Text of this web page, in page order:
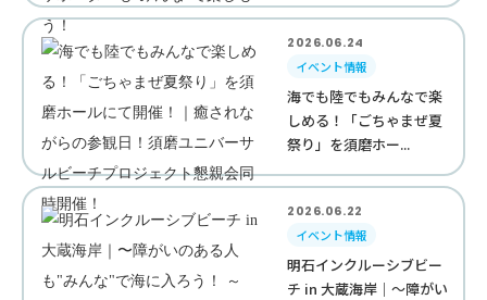
2026.06.24
イベント情報
海でも陸でもみんなで楽
しめる！「ごちゃまぜ夏
祭り」を須磨ホー...
2026.06.22
イベント情報
明石インクルーシブビー
チ in 大蔵海岸｜〜障がい